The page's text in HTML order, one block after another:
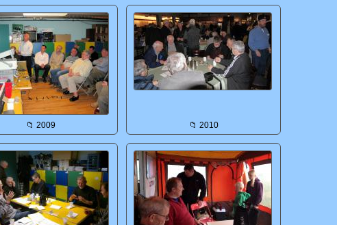
📁 2009 📁 2010